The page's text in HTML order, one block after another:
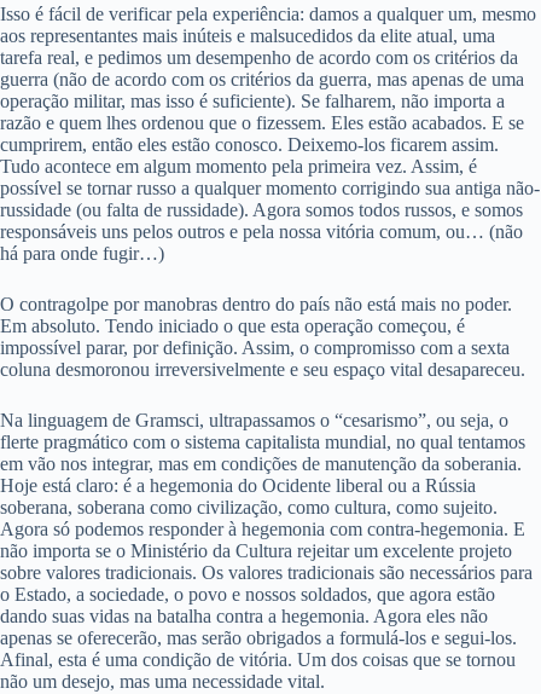
Isso é fácil de verificar pela experiência: damos a qualquer um, mesmo
aos representantes mais inúteis e malsucedidos da elite atual, uma
tarefa real, e pedimos um desempenho de acordo com os critérios da
guerra (não de acordo com os critérios da guerra, mas apenas de uma
operação militar, mas isso é suficiente). Se falharem, não importa a
razão e quem lhes ordenou que o fizessem. Eles estão acabados. E se
cumprirem, então eles estão conosco. Deixemo-los ficarem assim.
Tudo acontece em algum momento pela primeira vez. Assim, é
possível se tornar russo a qualquer momento corrigindo sua antiga não-
russidade (ou falta de russidade). Agora somos todos russos, e somos
responsáveis uns pelos outros e pela nossa vitória comum, ou… (não
há para onde fugir…)
O contragolpe por manobras dentro do país não está mais no poder.
Em absoluto. Tendo iniciado o que esta operação começou, é
impossível parar, por definição. Assim, o compromisso com a sexta
coluna desmoronou irreversivelmente e seu espaço vital desapareceu.
Na linguagem de Gramsci, ultrapassamos o “cesarismo”, ou seja, o
flerte pragmático com o sistema capitalista mundial, no qual tentamos
em vão nos integrar, mas em condições de manutenção da soberania.
Hoje está claro: é a hegemonia do Ocidente liberal ou a Rússia
soberana, soberana como civilização, como cultura, como sujeito.
Agora só podemos responder à hegemonia com contra-hegemonia. E
não importa se o Ministério da Cultura rejeitar um excelente projeto
sobre valores tradicionais. Os valores tradicionais são necessários para
o Estado, a sociedade, o povo e nossos soldados, que agora estão
dando suas vidas na batalha contra a hegemonia. Agora eles não
apenas se oferecerão, mas serão obrigados a formulá-los e segui-los.
Afinal, esta é uma condição de vitória. Um dos coisas que se tornou
não um desejo, mas uma necessidade vital.